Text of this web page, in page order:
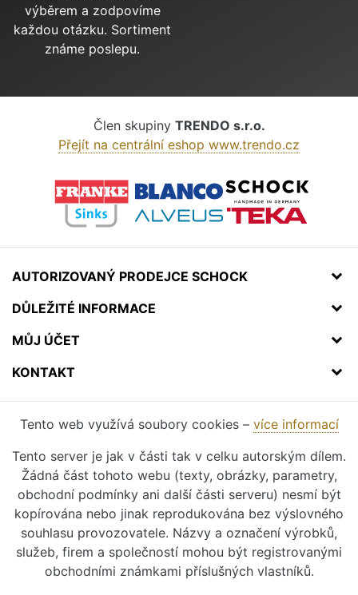
výběrem a zodpovíme
každou otázku. Sortiment
známe poslepu.
Člen skupiny TRENDO s.r.o.
Přejít na centrální eshop www.trendo.cz
AUTORIZOVANÝ PRODEJCE SCHOCK
DŮLEŽITÉ INFORMACE
MŮJ ÚČET
KONTAKT
Tento web využívá soubory cookies – více informací
Tento server je jak v části tak v celku autorským dílem.
Žádná část tohoto webu (texty, obrázky, parametry,
obchodní podmínky ani další části serveru) nesmí být
kopírována nebo jinak reprodukována bez výslovného
souhlasu provozovatele. Názvy a označení výrobků,
služeb, firem a společností mohou být registrovanými
obchodními známkami příslušných vlastníků.